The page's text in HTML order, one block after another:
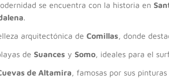
se encuentra con la historia en
.
arquitectónica de Comillas, donde
de Suances y Somo, ideales para el
de Altamira, famosas por sus